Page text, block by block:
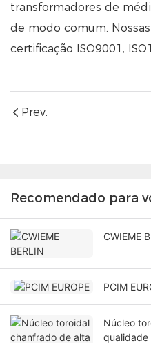
transformadores de
de modo comum.
certificação ISO9001,
Prev.
Recomendado para
CWIEME
PCIM
Núcleo
qualidade